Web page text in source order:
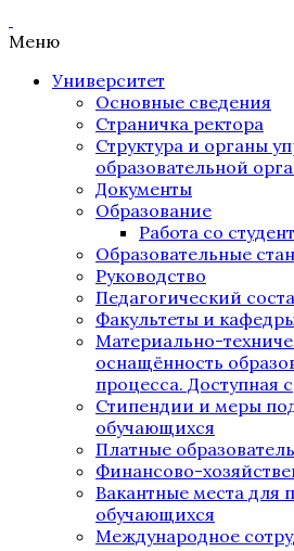
Меню
Университет
Основные сведения
Страничка ректора
Структура и органы
образовательной
Документы
Образование
Работа со
Образовательные
Руководство
Педагогический
Факультеты и
Материально-
оснащённость
процесса. Доступная
Стипендии и меры
обучающихся
Платные
Финансово-
Вакантные места для
обучающихся
Международное